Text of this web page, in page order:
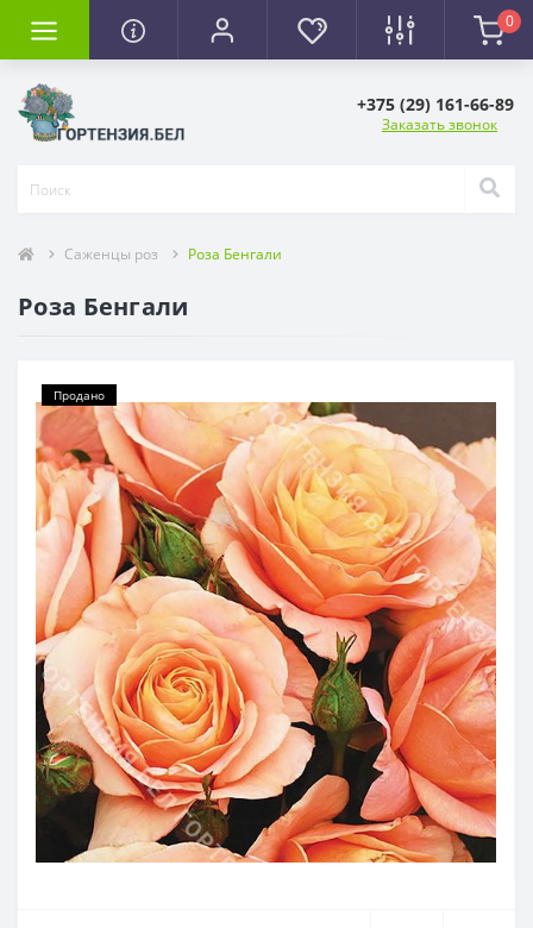
0
+375 (29) 161-66-89
Заказать звонок
Саженцы роз Роза Бенгали
Роза Бенгали
Продано